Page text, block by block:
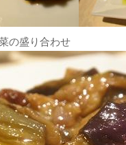
の盛り合わせ